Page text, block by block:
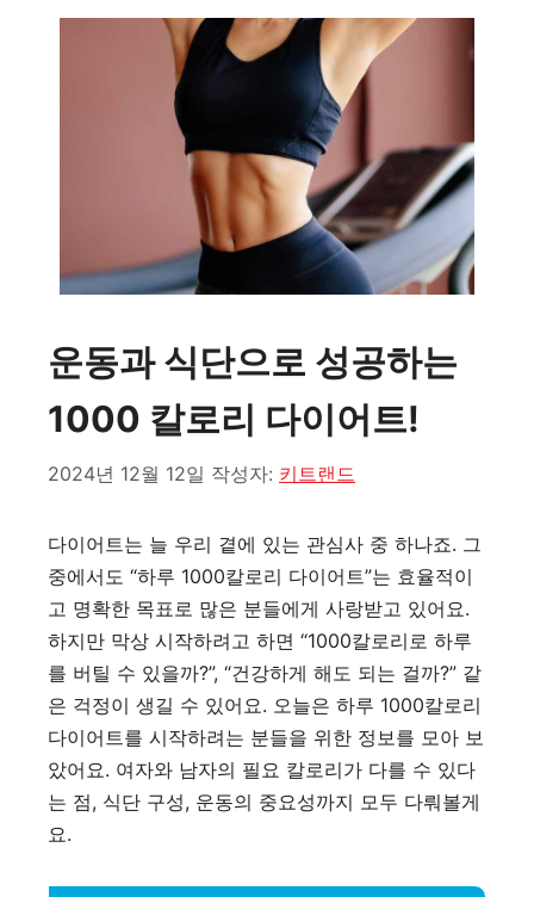
운동과 식단으로 성공하는
1000 칼로리 다이어트!
2024년 12월 12일 작성자: 키트랜드
다이어트는 늘 우리 곁에 있는 관심사 중 하나죠. 그
중에서도 “하루 1000칼로리 다이어트”는 효율적이
고 명확한 목표로 많은 분들에게 사랑받고 있어요.
하지만 막상 시작하려고 하면 “1000칼로리로 하루
를 버틸 수 있을까?”, “건강하게 해도 되는 걸까?” 같
은 걱정이 생길 수 있어요. 오늘은 하루 1000칼로리
다이어트를 시작하려는 분들을 위한 정보를 모아 보
았어요. 여자와 남자의 필요 칼로리가 다를 수 있다
는 점, 식단 구성, 운동의 중요성까지 모두 다뤄볼게
요.